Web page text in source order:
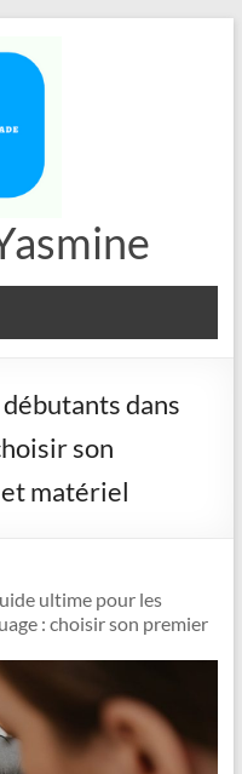
dans
son
matériel
ultime pour les
: choisir son premier